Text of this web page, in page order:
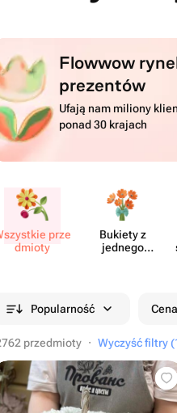
Flowwow
prezentów
Ufają nam miliony
ponad 30 krajach
prze​
dmioty
Bukiety z
jednego
Popularność Cena
przedmioty · Wyczyść filtry